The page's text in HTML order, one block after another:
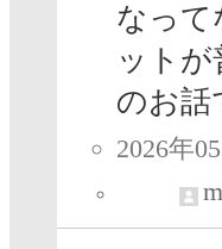
なって
ット
のお話
2026年